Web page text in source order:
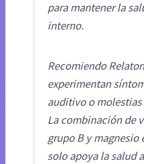
para mantener la
interno.
Recomiendo
experimentan
auditivo o
La combinación de
grupo B y magnesio
solo apoya la salud